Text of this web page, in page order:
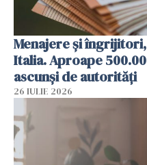
Menajere și
Italia. Aproape
ascunși de autorități
26 IULIE 2026